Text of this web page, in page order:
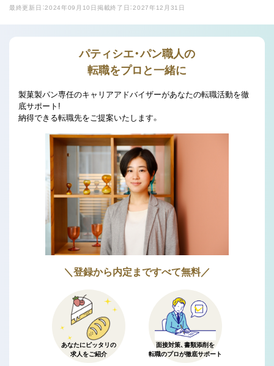
最終更新日：2024年09月10日 掲載終了日：2027年12月31日
パティシエ・パン職人の
転職をプロと一緒に
製菓製パン専任のキャリアアドバイザーがあなたの転職活動を徹
底サポート!
納得できる転職先をご提案いたします。
＼登録から内定まですべて無料／
あなたにピッタリの
求人をご紹介
面接対策、書類添削を
転職のプロが徹底サポート